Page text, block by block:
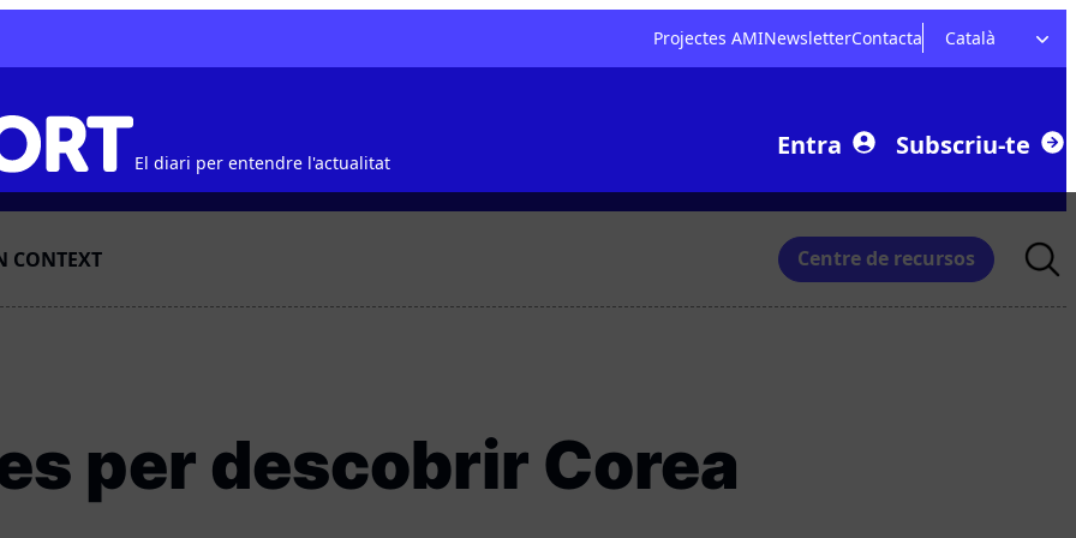
Projectes AMINewsletterContacta Català
El diari per entendre l'actualitat
Entra Subscriu-te
CONTEXT Centre de recursos
for:
per descobrir Corea